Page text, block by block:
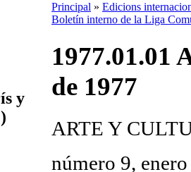
y
Principal » Edicions
Boletín interno de la Liga
1977.01.01
de 1977
ARTE Y
número 9,